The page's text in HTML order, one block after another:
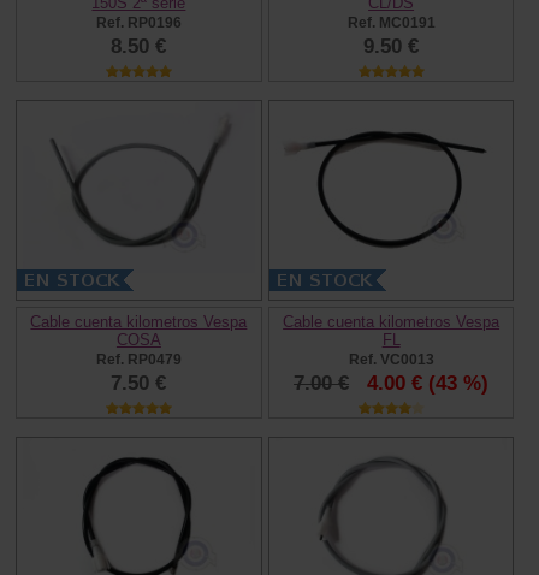
Ref. RP0196
8.50 €
Ref. MC0191
9.50 €
Cable cuenta kilometros Vespa
COSA
Ref. RP0479
7.50 €
Cable cuenta kilometros Vespa
FL
Ref. VC0013
7.00 € 4.00 € (43 %)